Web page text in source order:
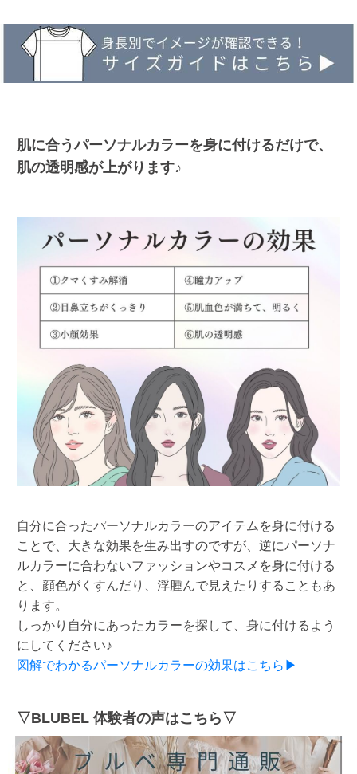
肌に合うパーソナルカラーを身に付けるだけで、
肌の透明感が上がります♪
自分に合ったパーソナルカラーのアイテムを身に付ける
ことで、大きな効果を生み出すのですが、逆にパーソナ
ルカラーに合わないファッションやコスメを身に付ける
と、顔色がくすんだり、浮腫んで見えたりすることもあ
ります。
しっかり自分にあったカラーを探して、身に付けるよう
にしてください♪
図解でわかるパーソナルカラーの効果はこちら▶
▽BLUBEL 体験者の声はこちら▽